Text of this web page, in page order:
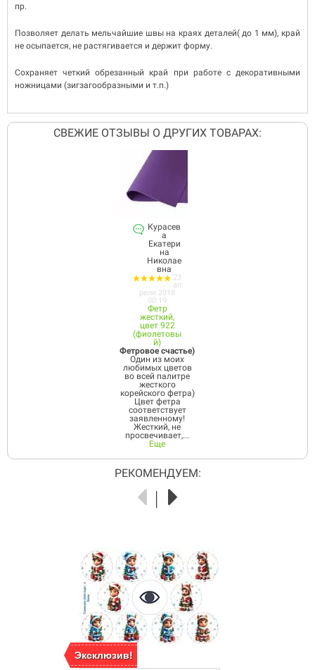
пр.
Позволяет делать мельчайшие швы на краях деталей( до 1 мм), край
не осыпается, не растягивается и держит форму.
Сохраняет четкий обрезанный край при работе с декоративными
ножницами (зигзагообразными и т.п.)
СВЕЖИЕ ОТЗЫВЫ О ДРУГИХ ТОВАРАХ:
Курасев
а
Екатери
на
Николае
вна
23
ап
реля 2018
00:19
Фетр
жесткий,
цвет 922
(фиолетовы
й)
Фетровое счастье)
Один из моих
любимых цветов
во всей палитре
жесткого
корейского фетра)
Цвет фетра
соответствует
заявленному!
Жесткий, не
просвечивает,...
Еще
РЕКОМЕНДУЕМ:
Эксклюзив!